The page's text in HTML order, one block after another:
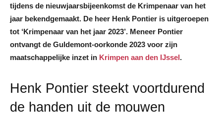
tijdens de nieuwjaarsbijeenkomst de Krimpenaar van het
jaar bekendgemaakt. De heer Henk Pontier is uitgeroepen
tot ‘Krimpenaar van het jaar 2023’. Meneer Pontier
ontvangt de Guldemont-oorkonde 2023 voor zijn
maatschappelijke inzet in Krimpen aan den IJssel.
Henk Pontier steekt voortdurend
de handen uit de mouwen